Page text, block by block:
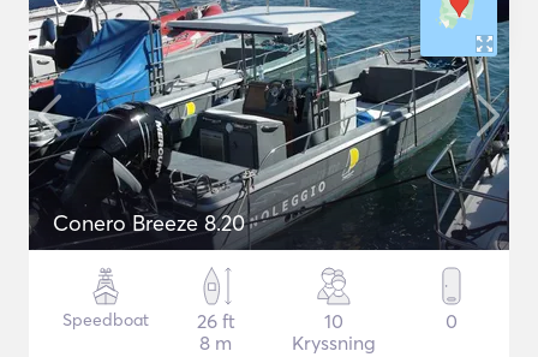
Conero Breeze 8.20
Speedboat
26 ft
8 m
10
Kryssning
0